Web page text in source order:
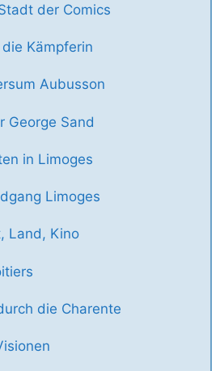
der Comics
Kämpferin
Aubusson
George Sand
in Limoges
Limoges
Land, Kino
die Charente